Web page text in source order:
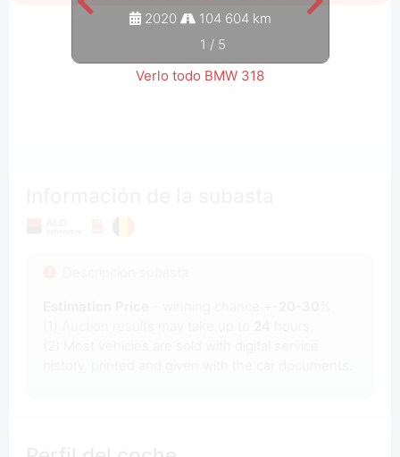
2020
104 604 km
1 / 5
Verlo todo BMW 318